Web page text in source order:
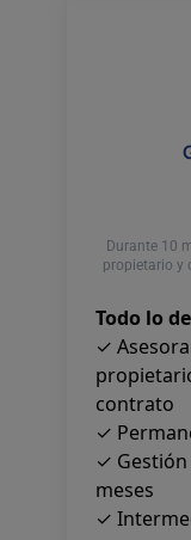
Durante 10
propietario y
Todo lo
✓
contrato
✓
✓
meses
✓